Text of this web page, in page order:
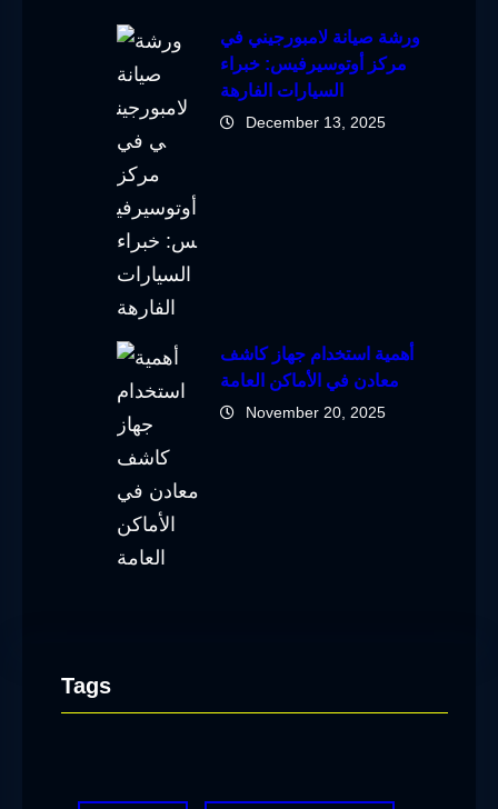
ورشة صيانة لامبورجيني في
مركز أوتوسيرفيس: خبراء
السيارات الفارهة
December 13, 2025
أهمية استخدام جهاز كاشف
معادن في الأماكن العامة
November 20, 2025
Tags